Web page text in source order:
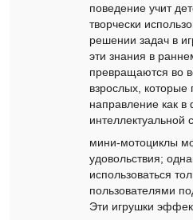
поведение учит
творчески
решении задач в
эти знания в
превращаются во
взрослых,
направление как в
интеллектуальной
мини-мотоциклы
удовольствия;
использоваться
пользователями
Эти игрушки